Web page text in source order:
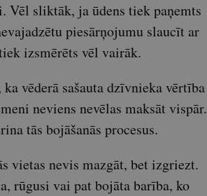
Vēl sliktāk, ja ūdens tiek paņemts
piesārņojumu slaucīt ar
izsmērēts vēl vairāk.
vēderā sašauta dzīvnieka vērtība
neviens nevēlas maksāt vispār.
tās bojāšanās procesus.
vietas nevis mazgāt, bet izgriezt.
rūgusi vai pat bojāta barība, ko